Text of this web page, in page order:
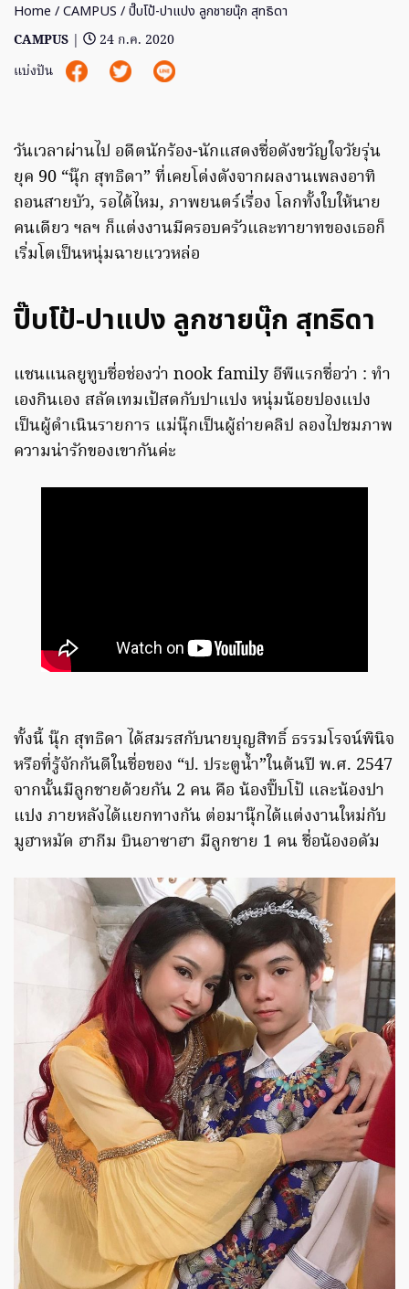
Home /CAMPUS / ปิ๊บโป้-ปาแปง ลูกชายนุ๊ก สุทธิดา
CAMPUS |
24 ก.ค. 2020
แบ่งปัน
วันเวลาผ่านไป อดีตนักร้อง-นักแสดงชื่อดังขวัญใจวัยรุ่น
ยุค 90 “นุ๊ก สุทธิดา” ที่เคยโด่งดังจากผลงานเพลงอาทิ
ถอนสายบัว, รอได้ไหม, ภาพยนตร์เรื่อง โลกทั้งใบให้นาย
คนเดียว ฯลฯ ก็แต่งงานมีครอบครัวและทายาทของเธอก็
เริ่มโตเป็นหนุ่มฉายแววหล่อ
ปิ๊บโป้-ปาแปง ลูกชายนุ๊ก สุทธิดา
แชนแนลยูทูบชื่อช่องว่า nook family อีพีแรกชื่อว่า : ทำ
เองกินเอง สลัดเทมเป้สดกับปาแปง หนุ่มน้อยปองแปง
เป็นผู้ดำเนินรายการ แม่นุ๊กเป็นผู้ถ่ายคลิป ลองไปชมภาพ
ความน่ารักของเขากันค่ะ
ทั้งนี้ นุ๊ก สุทธิดา ได้สมรสกับนายบุญสิทธิ์ ธรรมโรจน์พินิจ
หรือที่รู้จักกันดีในชื่อของ “ป. ประตูน้ำ”ในต้นปี พ.ศ. 2547
จากนั้นมีลูกชายด้วยกัน 2 คน คือ น้องปิ๊บโป้ และน้องปา
แปง ภายหลังได้แยกทางกัน ต่อมานุ๊กได้แต่งงานใหม่กับ
มูฮาหมัด ฮากีม บินอาซาฮา มีลูกชาย 1 คน ชื่อน้องอดัม